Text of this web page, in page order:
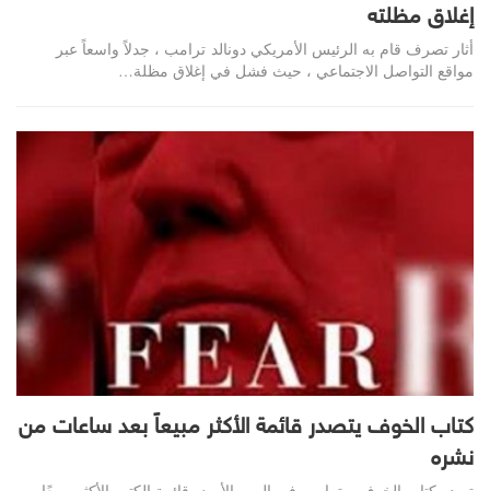
إغلاق مظلته
أثار تصرف قام به الرئيس الأمريكي دونالد ترامب ، جدلاً واسعاً عبر
مواقع التواصل الاجتماعي ، حيث فشل في إغلاق مظلة…
كتاب الخوف يتصدر قائمة الأكثر مبيعاً بعد ساعات من
نشره